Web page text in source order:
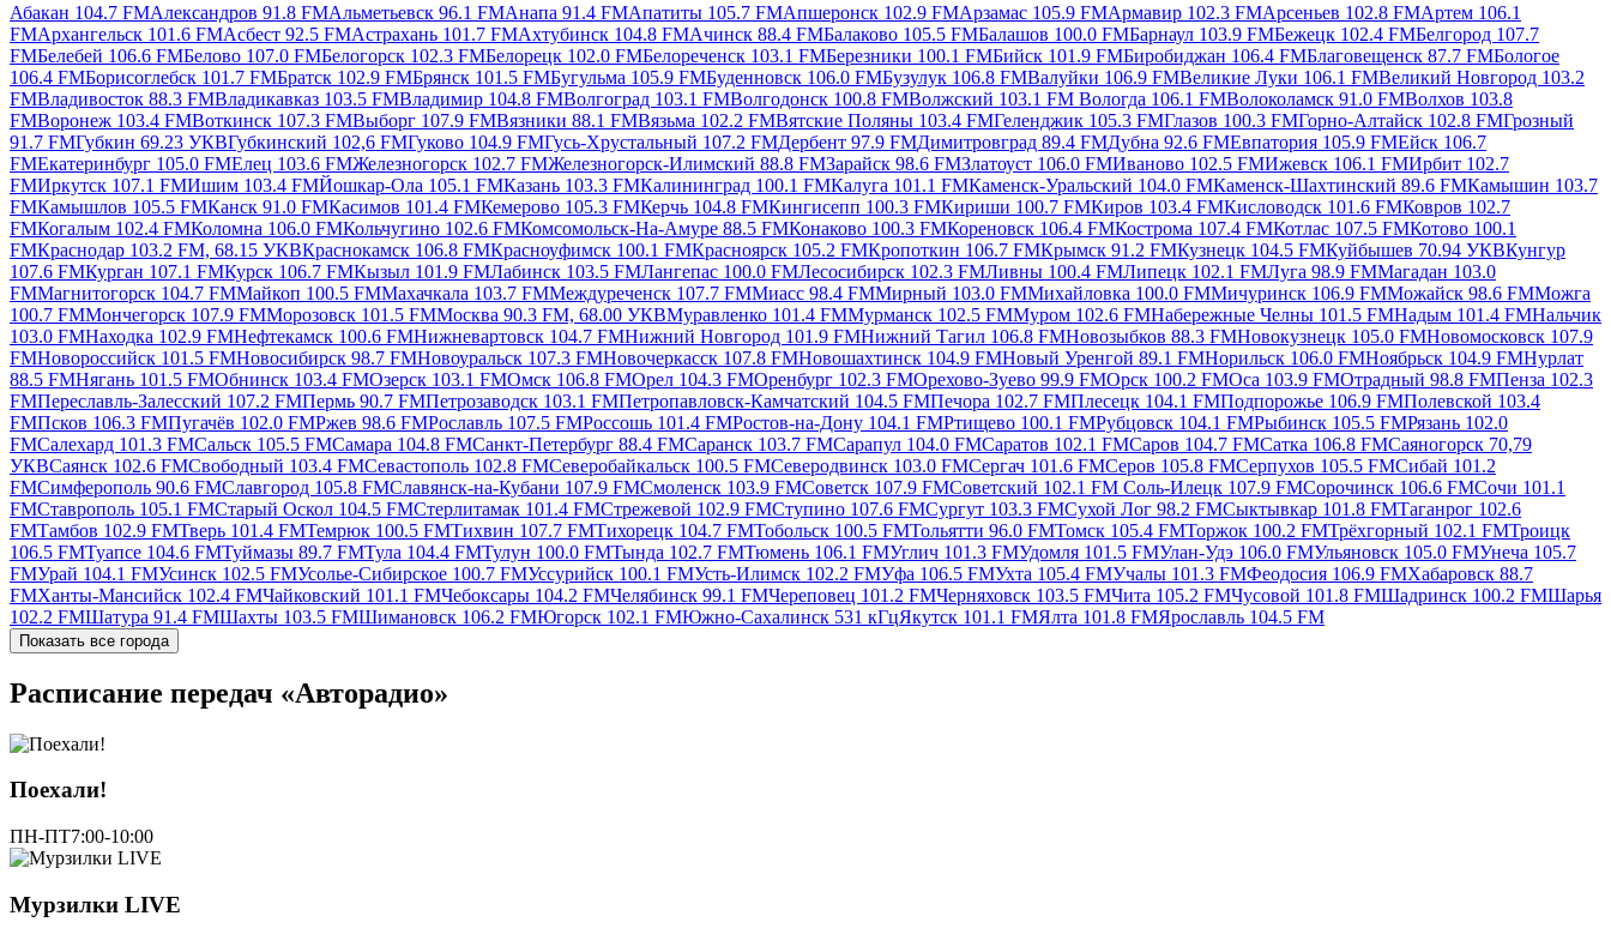
Абакан 104.7 FMАлександров 91.8 FMАльметьевск 96.1 FMАнапа 91.4 FMАпатиты 105.7 FMАпшеронск 102.9 FMАрзамас 105.9 FMАрмавир 102.3 FMАрсеньев 102.8 FMАртем 106.1
FMАрхангельск 101.6 FMАсбест 92.5 FMАстрахань 101.7 FMАхтубинск 104.8 FMАчинск 88.4 FMБалаково 105.5 FMБалашов 100.0 FMБарнаул 103.9 FMБежецк 102.4 FMБелгород 107.7
FMБелебей 106.6 FMБелово 107.0 FMБелогорск 102.3 FMБелорецк 102.0 FMБелореченск 103.1 FMБерезники 100.1 FMБийск 101.9 FMБиробиджан 106.4 FMБлаговещенск 87.7 FMБологое
106.4 FMБорисоглебск 101.7 FMБратск 102.9 FMБрянск 101.5 FMБугульма 105.9 FMБуденновск 106.0 FMБузулук 106.8 FMВалуйки 106.9 FMВеликие Луки 106.1 FMВеликий Новгород 103.2
FMВладивосток 88.3 FMВладикавказ 103.5 FMВладимир 104.8 FMВолгоград 103.1 FMВолгодонск 100.8 FMВолжский 103.1 FM Вологда 106.1 FMВолоколамск 91.0 FMВолхов 103.8
FMВоронеж 103.4 FMВоткинск 107.3 FMВыборг 107.9 FMВязники 88.1 FMВязьма 102.2 FMВятские Поляны 103.4 FMГеленджик 105.3 FMГлазов 100.3 FMГорно-Алтайск 102.8 FMГрозный
91.7 FMГубкин 69.23 УКВГубкинский 102,6 FMГуково 104.9 FMГусь-Хрустальный 107.2 FMДербент 97.9 FMДимитровград 89.4 FMДубна 92.6 FMЕвпатория 105.9 FMЕйск 106.7
FMЕкатеринбург 105.0 FMЕлец 103.6 FMЖелезногорск 102.7 FMЖелезногорск-Илимский 88.8 FMЗарайск 98.6 FMЗлатоуст 106.0 FMИваново 102.5 FMИжевск 106.1 FMИрбит 102.7
FMИркутск 107.1 FMИшим 103.4 FMЙошкар-Ола 105.1 FMКазань 103.3 FMКалининград 100.1 FMКалуга 101.1 FMКаменск-Уральский 104.0 FMКаменск-Шахтинский 89.6 FMКамышин 103.7
FMКамышлов 105.5 FMКанск 91.0 FMКасимов 101.4 FMКемерово 105.3 FMКерчь 104.8 FMКингисепп 100.3 FMКириши 100.7 FMКиров 103.4 FMКисловодск 101.6 FMКовров 102.7
FMКогалым 102.4 FMКоломна 106.0 FMКольчугино 102.6 FMКомсомольск-На-Амуре 88.5 FMКонаково 100.3 FMКореновск 106.4 FMКострома 107.4 FMКотлас 107.5 FMКотово 100.1
FMКраснодар 103.2 FM, 68.15 УКВКраснокамск 106.8 FMКрасноуфимск 100.1 FMКрасноярск 105.2 FMКропоткин 106.7 FMКрымск 91.2 FMКузнецк 104.5 FMКуйбышев 70.94 УКВКунгур
107.6 FMКурган 107.1 FMКурск 106.7 FMКызыл 101.9 FMЛабинск 103.5 FMЛангепас 100.0 FMЛесосибирск 102.3 FMЛивны 100.4 FMЛипецк 102.1 FMЛуга 98.9 FMМагадан 103.0
FMМагнитогорск 104.7 FMМайкоп 100.5 FMМахачкала 103.7 FMМеждуреченск 107.7 FMМиасс 98.4 FMМирный 103.0 FMМихайловка 100.0 FMМичуринск 106.9 FMМожайск 98.6 FMМожга
100.7 FMМончегорск 107.9 FMМорозовск 101.5 FMМосква 90.3 FM, 68.00 УКВМуравленко 101.4 FMМурманск 102.5 FMМуром 102.6 FMНабережные Челны 101.5 FMНадым 101.4 FMНальчик
103.0 FMНаходка 102.9 FMНефтекамск 100.6 FMНижневартовск 104.7 FMНижний Новгород 101.9 FMНижний Тагил 106.8 FMНовозыбков 88.3 FMНовокузнецк 105.0 FMНовомосковск 107.9
FMНовороссийск 101.5 FMНовосибирск 98.7 FMНовоуральск 107.3 FMНовочеркасск 107.8 FMНовошахтинск 104.9 FMНовый Уренгой 89.1 FMНорильск 106.0 FMНоябрьск 104.9 FMНурлат
88.5 FMНягань 101.5 FMОбнинск 103.4 FMОзерск 103.1 FMОмск 106.8 FMОрел 104.3 FMОренбург 102.3 FMОрехово-Зуево 99.9 FMОрск 100.2 FMОса 103.9 FMОтрадный 98.8 FMПенза 102.3
FMПереславль-Залесский 107.2 FMПермь 90.7 FMПетрозаводск 103.1 FMПетропавловск-Камчатский 104.5 FMПечора 102.7 FMПлесецк 104.1 FMПодпорожье 106.9 FMПолевской 103.4
FMПсков 106.3 FMПугачёв 102.0 FMРжев 98.6 FMРославль 107.5 FMРоссошь 101.4 FMРостов-на-Дону 104.1 FMРтищево 100.1 FMРубцовск 104.1 FMРыбинск 105.5 FMРязань 102.0
FMСалехард 101.3 FMСальск 105.5 FMСамара 104.8 FMСанкт-Петербург 88.4 FMСаранск 103.7 FMСарапул 104.0 FMСаратов 102.1 FMСаров 104.7 FMСатка 106.8 FMСаяногорск 70,79
УКВСаянск 102.6 FMСвободный 103.4 FMСевастополь 102.8 FMСеверобайкальск 100.5 FMСеверодвинск 103.0 FMСергач 101.6 FMСеров 105.8 FMСерпухов 105.5 FMСибай 101.2
FMСимферополь 90.6 FMСлавгород 105.8 FMСлавянск-на-Кубани 107.9 FMСмоленск 103.9 FMСоветск 107.9 FMСоветский 102.1 FM Соль-Илецк 107.9 FMСорочинск 106.6 FMСочи 101.1
FMСтаврополь 105.1 FMСтарый Оскол 104.5 FMСтерлитамак 101.4 FMСтрежевой 102.9 FMСтупино 107.6 FMСургут 103.3 FMСухой Лог 98.2 FMСыктывкар 101.8 FMТаганрог 102.6
FMТамбов 102.9 FMТверь 101.4 FMТемрюк 100.5 FMТихвин 107.7 FMТихорецк 104.7 FMТобольск 100.5 FMТольятти 96.0 FMТомск 105.4 FMТоржок 100.2 FMТрёхгорный 102.1 FMТроицк
106.5 FMТуапсе 104.6 FMТуймазы 89.7 FMТула 104.4 FMТулун 100.0 FMТында 102.7 FMТюмень 106.1 FMУглич 101.3 FMУдомля 101.5 FMУлан-Удэ 106.0 FMУльяновск 105.0 FMУнеча 105.7
FMУрай 104.1 FMУсинск 102.5 FMУсолье-Сибирское 100.7 FMУссурийск 100.1 FMУсть-Илимск 102.2 FMУфа 106.5 FMУхта 105.4 FMУчалы 101.3 FMФеодосия 106.9 FMХабаровск 88.7
FMХанты-Мансийск 102.4 FMЧайковский 101.1 FMЧебоксары 104.2 FMЧелябинск 99.1 FMЧереповец 101.2 FMЧерняховск 103.5 FMЧита 105.2 FMЧусовой 101.8 FMШадринск 100.2 FMШарья
102.2 FMШатура 91.4 FMШахты 103.5 FMШимановск 106.2 FMЮгорск 102.1 FMЮжно-Сахалинск 531 кГцЯкутск 101.1 FMЯлта 101.8 FMЯрославль 104.5 FM
Показать все города
Расписание передач «Авторадио»
Поехали!
ПН-ПТ7:00-10:00
Мурзилки LIVE